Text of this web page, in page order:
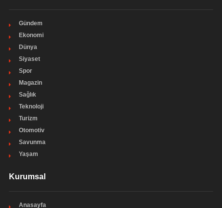
Gündem
Ekonomi
Dünya
Siyaset
Spor
Magazin
Sağlık
Teknoloji
Turizm
Otomotiv
Savunma
Yaşam
Kurumsal
Anasayfa